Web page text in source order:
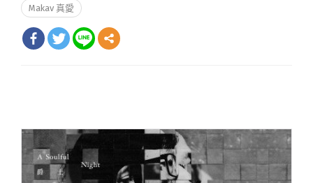
Makav 真愛